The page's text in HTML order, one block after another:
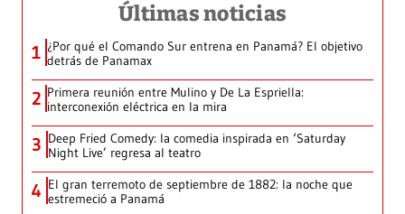
Últimas noticias
1 ¿Por qué el Comando Sur entrena en Panamá? El objetivo
detrás de Panamax
2 Primera reunión entre Mulino y De La Espriella:
interconexión eléctrica en la mira
3 Deep Fried Comedy: la comedia inspirada en ‘Saturday
Night Live’ regresa al teatro
4 El gran terremoto de septiembre de 1882: la noche que
estremeció a Panamá